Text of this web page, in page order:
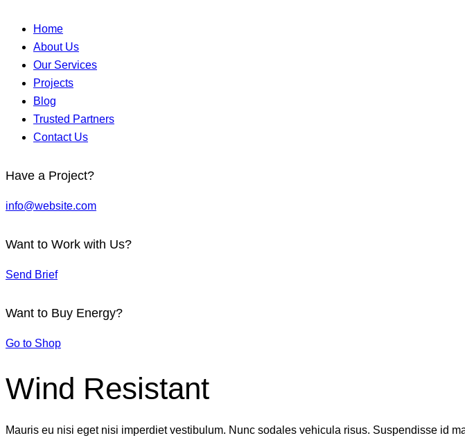
Home
About Us
Our Services
Projects
Blog
Trusted Partners
Contact Us
Have a Project?
info@website.com
Want to Work with Us?
Send Brief
Want to Buy Energy?
Go to Shop
Wind Resistant
Mauris eu nisi eget nisi imperdiet vestibulum. Nunc sodales vehicula risus. Suspendisse id